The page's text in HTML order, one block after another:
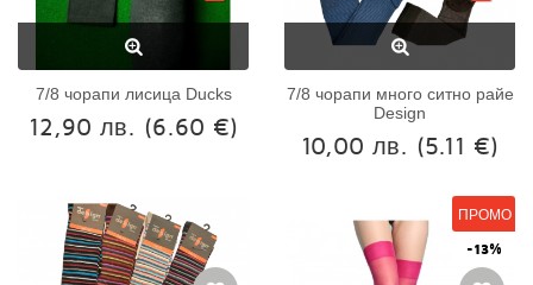
7/8 чорапи лисица Ducks
12,90 лв. (6.60 €)
7/8 чорапи много ситно райе
Design
10,00 лв. (5.11 €)
ПРОМО
-13%